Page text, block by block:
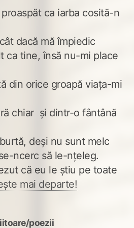
ca iarba cosită-n
dacă mă împiedic
ca tine, însă nu-mi place
din orice groapă viața-mi
chiar și dintr-o fântână
deși nu sunt melc
ncerc să le-nțeleg.
că eu le știu pe toate
mai departe!
poezii